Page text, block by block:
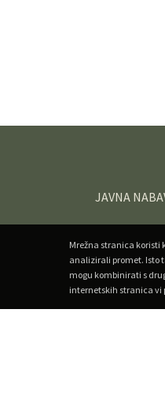
JAVNA
Mrežna stranica koristi
analizirali promet. Isto
mogu kombinirati s
internetskih stranica vi